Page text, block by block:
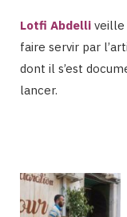
Lotfi Abdelli veille
faire servir par
dont il s’est
lancer.